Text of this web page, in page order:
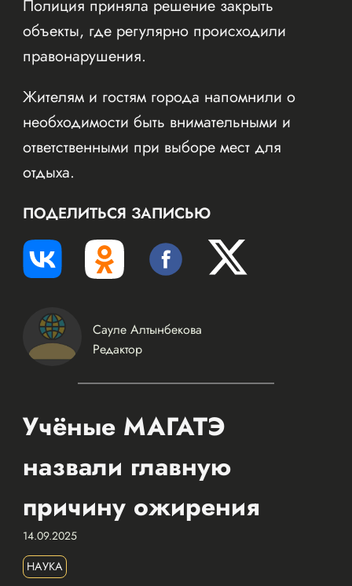
Полиция приняла решение закрыть
объекты, где регулярно происходили
правонарушения.
Жителям и гостям города напомнили о
необходимости быть внимательными и
ответственными при выборе мест для
отдыха.
ПОДЕЛИТЬСЯ ЗАПИСЬЮ
Сауле Алтынбекова
Редактор
Учёные МАГАТЭ
назвали главную
причину ожирения
14.09.2025
НАУКА